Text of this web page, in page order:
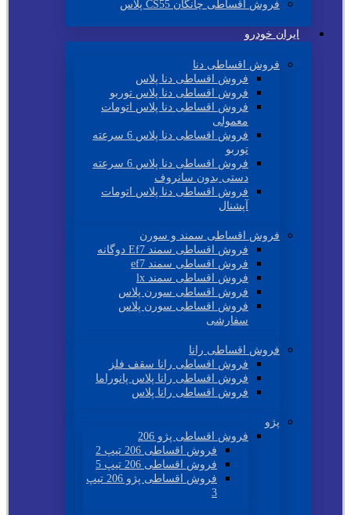
فروش اقساطی چانگان CS55 پلاس
ایران خودرو
فروش اقساطی دنا
فروش اقساطی دنا پلاس
فروش اقساطی دنا پلاس توربو
فروش اقساطی دنا پلاس اتومات
معمولی
فروش اقساطی دنا پلاس 6 سرعته
توربو
فروش اقساطی دنا پلاس 6 سرعته
دستی بدون سانروف
فروش اقساطی دنا پلاس اتومات
آپشنال
فروش اقساطی سمند و سورن
فروش اقساطی سمند Ef7 دوگانه
فروش اقساطی سمند ef7
فروش اقساطی سمند lx
فروش اقساطی سورن پلاس
فروش اقساطی سورن پلاس
سفارشی
فروش اقساطی رانا
فروش اقساطی رانا سقف فلز
فروش اقساطی رانا پلاس پانوراما
فروش اقساطی رانا پلاس
پژو
فروش اقساطی پژو 206
فروش اقساطی 206 تیپ 2
فروش اقساطی 206 تیپ 5
فروش اقساطی پژو 206 تیپ
3